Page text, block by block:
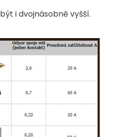
být i dvojnásobně vyšší.